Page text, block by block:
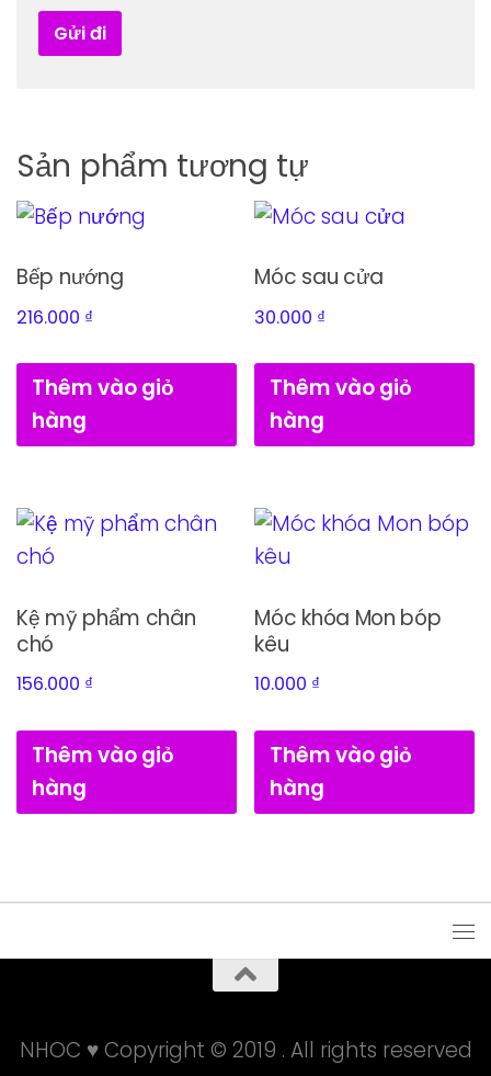
Sản phẩm tương tự
Bếp nướng
216.000 ₫
Thêm vào giỏ
hàng
Móc sau cửa
30.000 ₫
Thêm vào giỏ
hàng
Kệ mỹ phẩm chân
chó
156.000 ₫
Thêm vào giỏ
hàng
Móc khóa Mon bóp
kêu
10.000 ₫
Thêm vào giỏ
hàng
NHOC ♥ Copyright © 2019 . All rights reserved